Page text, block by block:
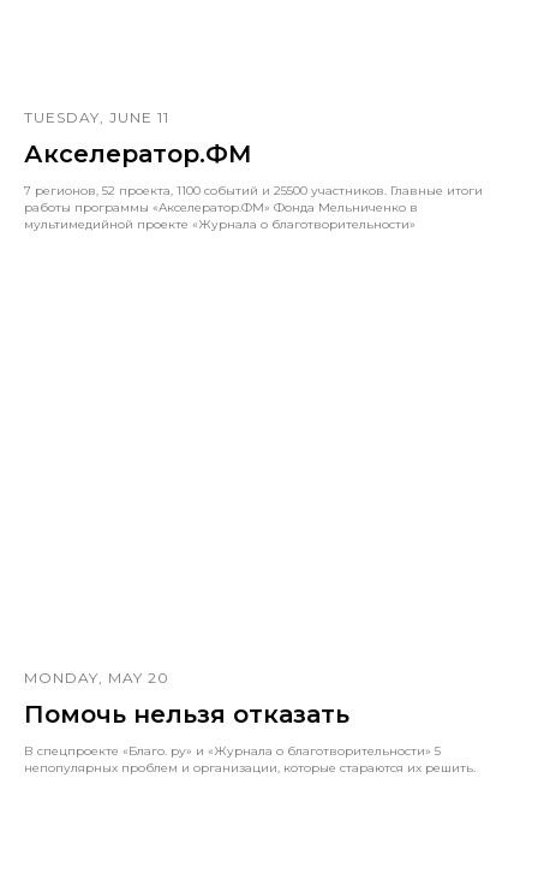
TUESDAY, JUNE 11
Акселератор.ФМ
7 регионов, 52 проекта, 1100 событий и 25500 участников. Главные итоги
работы программы «Акселератор.ФМ» Фонда Мельниченко в
мультимедийной проекте «Журнала о благотворительности»
MONDAY, MAY 20
Помочь нельзя отказать
В спецпроекте «Благо. ру» и «Журнала о благотворительности» 5
непопулярных проблем и организации, которые стараются их решить.